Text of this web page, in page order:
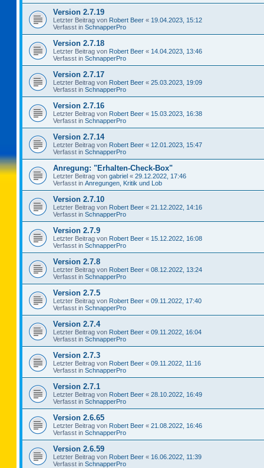
Version 2.7.19
Letzter Beitrag von Robert Beer « 19.04.2023, 15:12
Verfasst in SchnapperPro
Version 2.7.18
Letzter Beitrag von Robert Beer « 14.04.2023, 13:46
Verfasst in SchnapperPro
Version 2.7.17
Letzter Beitrag von Robert Beer « 25.03.2023, 19:09
Verfasst in SchnapperPro
Version 2.7.16
Letzter Beitrag von Robert Beer « 15.03.2023, 16:38
Verfasst in SchnapperPro
Version 2.7.14
Letzter Beitrag von Robert Beer « 12.01.2023, 15:47
Verfasst in SchnapperPro
Anregung: "Erhalten-Check-Box"
Letzter Beitrag von gabriel « 29.12.2022, 17:46
Verfasst in Anregungen, Kritik und Lob
Version 2.7.10
Letzter Beitrag von Robert Beer « 21.12.2022, 14:16
Verfasst in SchnapperPro
Version 2.7.9
Letzter Beitrag von Robert Beer « 15.12.2022, 16:08
Verfasst in SchnapperPro
Version 2.7.8
Letzter Beitrag von Robert Beer « 08.12.2022, 13:24
Verfasst in SchnapperPro
Version 2.7.5
Letzter Beitrag von Robert Beer « 09.11.2022, 17:40
Verfasst in SchnapperPro
Version 2.7.4
Letzter Beitrag von Robert Beer « 09.11.2022, 16:04
Verfasst in SchnapperPro
Version 2.7.3
Letzter Beitrag von Robert Beer « 09.11.2022, 11:16
Verfasst in SchnapperPro
Version 2.7.1
Letzter Beitrag von Robert Beer « 28.10.2022, 16:49
Verfasst in SchnapperPro
Version 2.6.65
Letzter Beitrag von Robert Beer « 21.08.2022, 16:46
Verfasst in SchnapperPro
Version 2.6.59
Letzter Beitrag von Robert Beer « 16.06.2022, 11:39
Verfasst in SchnapperPro